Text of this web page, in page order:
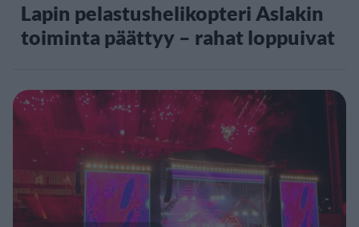
Lapin pelastushelikopteri Aslakin
toiminta päättyy – rahat loppuivat